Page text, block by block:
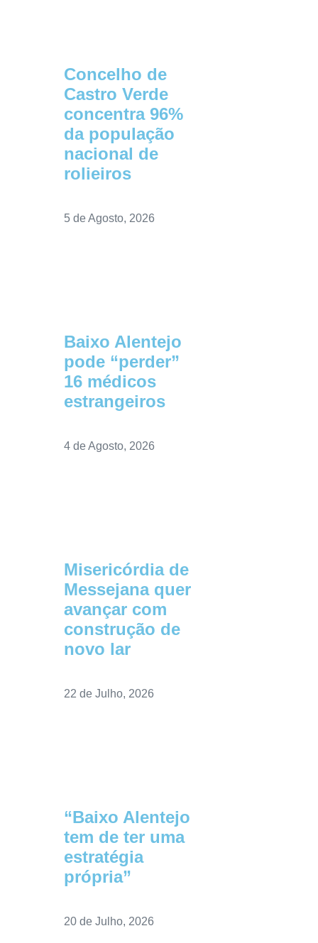
Concelho de
Castro Verde
concentra 96%
da população
nacional de
rolieiros
5 de Agosto, 2026
Baixo Alentejo
pode “perder”
16 médicos
estrangeiros
4 de Agosto, 2026
Misericórdia de
Messejana quer
avançar com
construção de
novo lar
22 de Julho, 2026
“Baixo Alentejo
tem de ter uma
estratégia
própria”
20 de Julho, 2026